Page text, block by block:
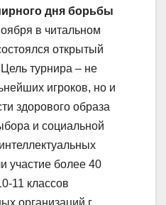
дня борьбы
в читальном
открытый
турнира – не
игроков, но и
здорового образа
и социальной
участие более 40
11 классов
организаций г.